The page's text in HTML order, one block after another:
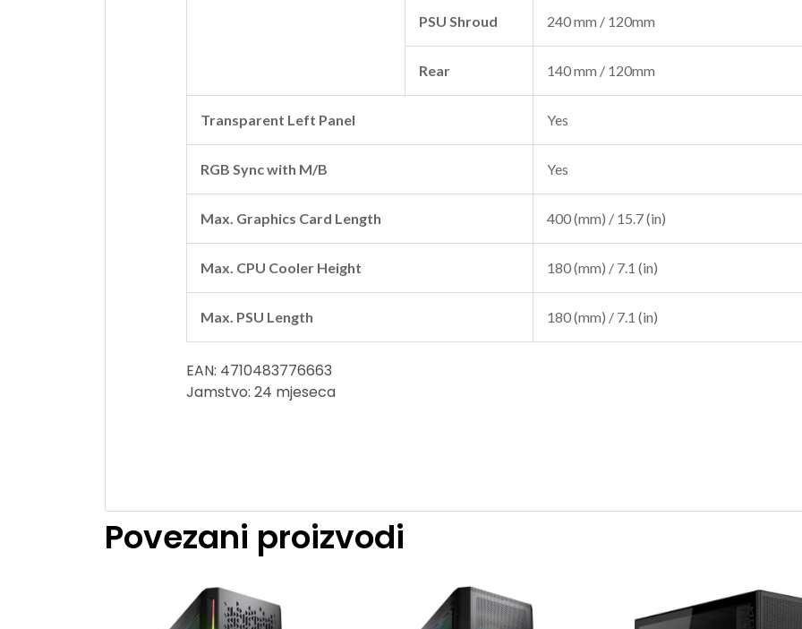
PSU Shroud 240 mm / 120mm
Rear 140 mm / 120mm
Transparent Left Panel Yes
RGB Sync with M/B Yes
Max. Graphics Card Length 400 (mm) / 15.7 (in)
Max. CPU Cooler Height 180 (mm) / 7.1 (in)
Max. PSU Length 180 (mm) / 7.1 (in)
EAN: 4710483776663
Jamstvo: 24 mjeseca
Povezani proizvodi